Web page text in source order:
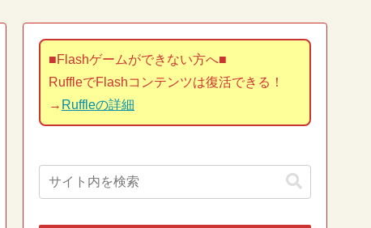
■Flashゲームができない方へ■
RuffleでFlashコンテンツは復活できる！
→ Ruffleの詳細